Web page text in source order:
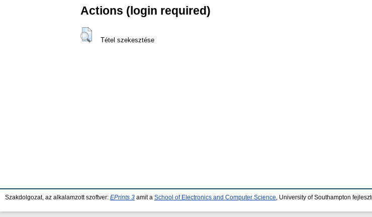
Actions (login required)
Tétel szekesztése
Szakdolgozat, az alkalamzott szoftver: EPrints 3 amit a School of Electronics and Computer Science , University of Southampton